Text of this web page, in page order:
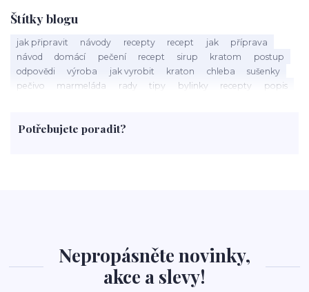
Štítky blogu
jak připravit návody recepty recept jak
příprava
návod
domácí pečení recept sirup kratom
postup
odpovědi
výroba jak vyrobit kraton chleba
sušenky
pečivo
marmeláda rady tipy bylinky recepty
popis
rohlíky
grilování čaj
Potřebujete poradit?
Nepropásněte novinky,
akce a slevy!